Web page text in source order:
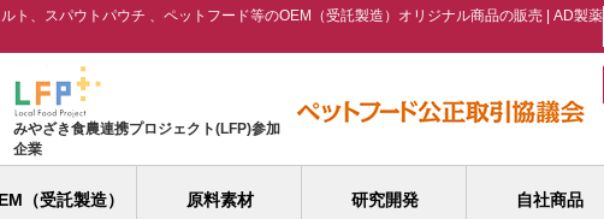
ト、スパウトパウチ 、ペットフード等のOEM（受託製造）オリジナル商品の販売 | AD製薬
みやざき食農連携プロジェクト(LFP)参加
企業
（受託製造） 原料素材 研究開発 自社商品